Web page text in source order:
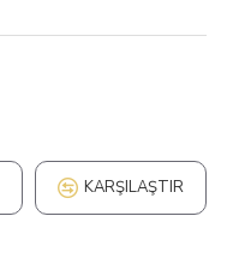
KARŞILAŞTIR